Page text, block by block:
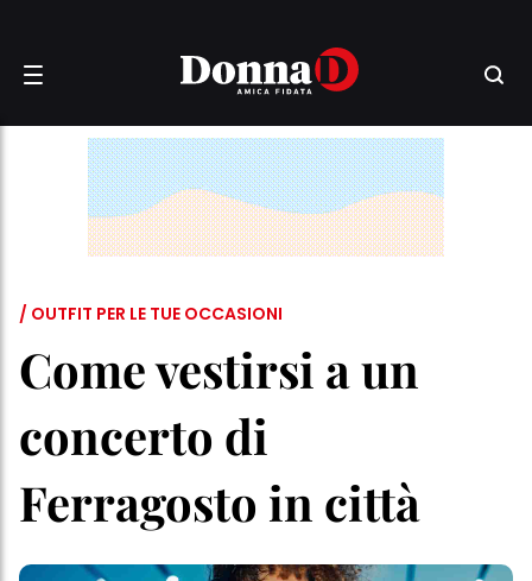
/ OUTFIT PER LE TUE OCCASIONI
Come vestirsi a un
concerto di
Ferragosto in città